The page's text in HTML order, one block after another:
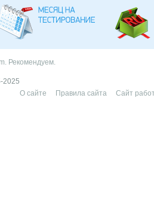
Рекомендуем.
2025
О сайте
Правила сайта Сайт